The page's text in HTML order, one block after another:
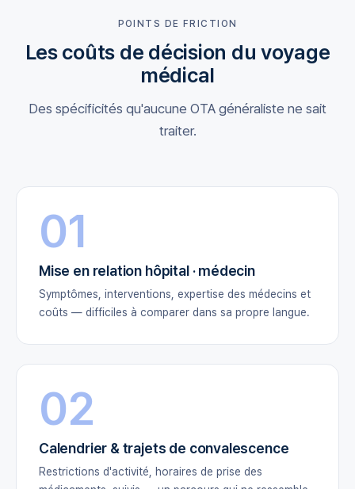
POINTS DE FRICTION
Les coûts de décision du voyage
médical
Des spécificités qu'aucune OTA généraliste ne sait
traiter.
01
Mise en relation hôpital · médecin
Symptômes, interventions, expertise des médecins et
coûts — difficiles à comparer dans sa propre langue.
02
Calendrier & trajets de convalescence
Restrictions d'activité, horaires de prise des